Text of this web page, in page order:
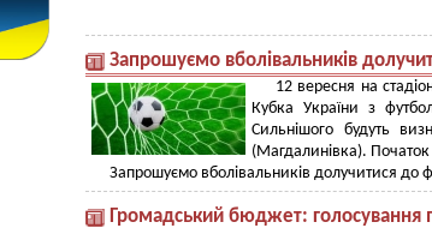
Запрошуємо вболівальників
12 вересня на
Кубка України з
Сильнішого будуть
(Магдалинівка).
Запрошуємо вболівальників долучитися до
Громадський бюджет: голосування